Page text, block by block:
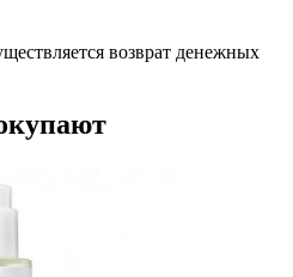
возврат денежных